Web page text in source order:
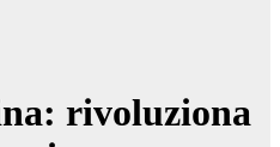
rivoluziona